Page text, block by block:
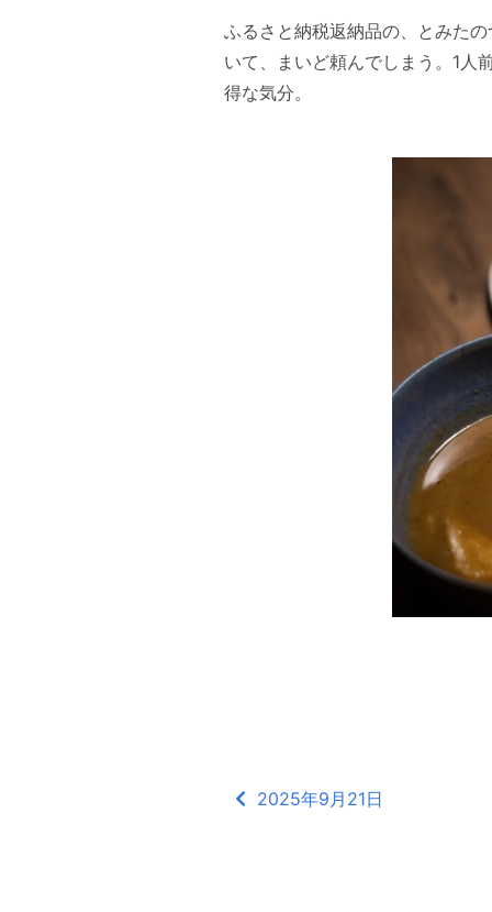
ふるさと納税返納品の、とみた
いて、まいど頼んでしまう。1人
得な気分。
2025年9月21日